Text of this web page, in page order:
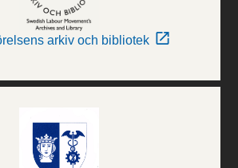
arkiv och bibliotek